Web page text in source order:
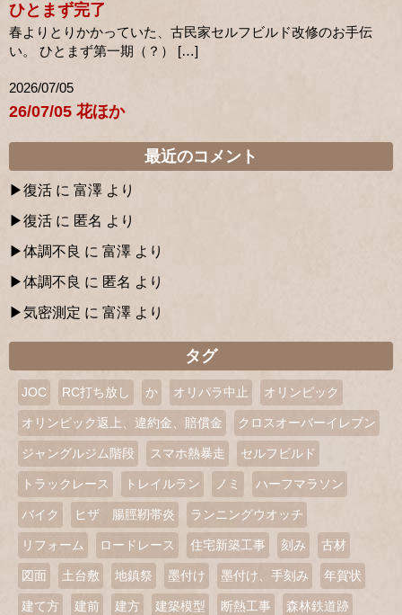
ひとまず完了
春よりとりかかっていた、古民家セルフビルド改修のお手伝
い。 ひとまず第一期（？） […]
2026/07/05
26/07/05 花ほか
最近のコメント
復活 に 富澤 より
復活 に 匿名 より
体調不良 に 富澤 より
体調不良 に 匿名 より
気密測定 に 富澤 より
タグ
JOC RC打ち放し か オリパラ中止 オリンピック
オリンピック返上、違約金、賠償金 クロスオーバーイレブン
ジャングルジム階段 スマホ熱暴走 セルフビルド
トラックレース トレイルラン ノミ ハーフマラソン
バイク ヒザ 腸脛靭帯炎 ランニングウオッチ
リフォーム ロードレース 住宅新築工事 刻み 古材
図面 土台敷 地鎮祭 墨付け 墨付け、手刻み 年賀状
建て方 建前 建方 建築模型 断熱工事 森林鉄道跡